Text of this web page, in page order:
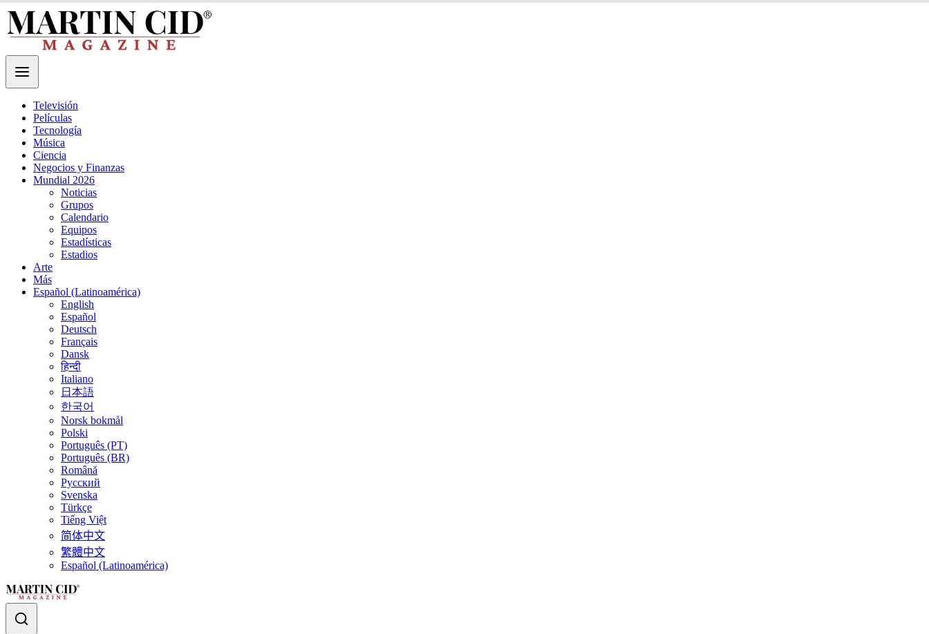
Televisión
Películas
Tecnología
Música
Ciencia
Negocios y Finanzas
Mundial 2026
Noticias
Grupos
Calendario
Equipos
Estadísticas
Estadios
Arte
Más
Español (Latinoamérica)
English
Español
Deutsch
Français
Dansk
हिन्दी
Italiano
日本語
한국어
Norsk bokmål
Polski
Português (PT)
Português (BR)
Română
Русский
Svenska
Türkçe
Tiếng Việt
简体中文
繁體中文
Español (Latinoamérica)